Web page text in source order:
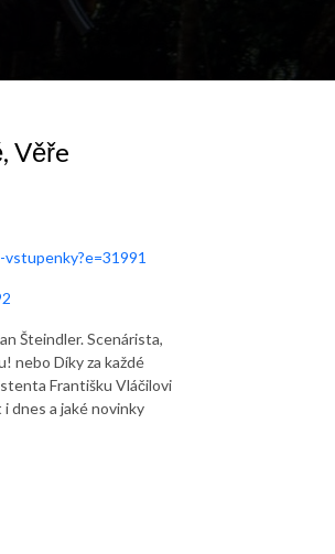
Věře
Šteindler. Scenárista,
nebo Díky za každé
Františku Vláčilovi
dnes a jaké novinky